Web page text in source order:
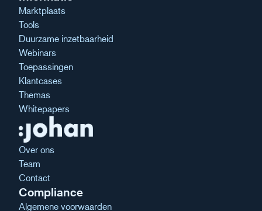
Marktplaats
Tools
Duurzame inzetbaarheid
Webinars
Toepassingen
Klantcases
Themas
Whitepapers
Over ons
Team
Contact
Compliance
Algemene voorwaarden